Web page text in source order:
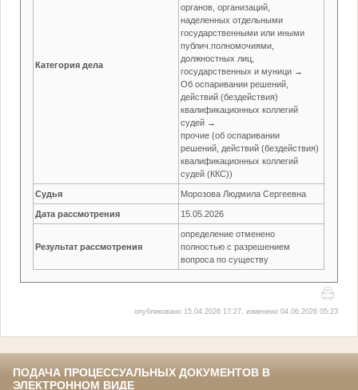
Категория дела
органов, организаций,
наделенных отдельными
государственными или иными
публич.полномочиями,
должностных лиц,
государственных и муници →
Об оспаривании решений,
действий (бездействия)
квалификационных коллегий
судей →
прочие (об оспаривании
решений, действий (бездействия)
квалификационных коллегий
судей (ККС))
Судья Морозова Людмила Сергеевна
Дата рассмотрения 15.05.2026
Результат рассмотрения
определение отменено
полностью с разрешением
вопроса по существу
опубликовано 15.04.2026 17:27, изменено 04.06.2026 05:23
ПОДАЧА ПРОЦЕССУАЛЬНЫХ ДОКУМЕНТОВ В
ЭЛЕКТРОННОМ ВИДЕ